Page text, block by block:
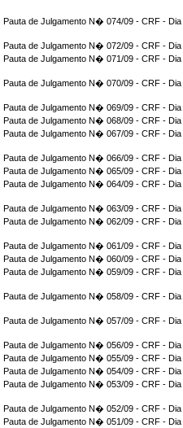
Pauta de Julgamento N� 074/09 - CRF - Dia
Pauta de Julgamento N� 072/09 - CRF - Dia
Pauta de Julgamento N� 071/09 - CRF - Dia
Pauta de Julgamento N� 070/09 - CRF - Dia
Pauta de Julgamento N� 069/09 - CRF - Dia
Pauta de Julgamento N� 068/09 - CRF - Dia
Pauta de Julgamento N� 067/09 - CRF - Dia
Pauta de Julgamento N� 066/09 - CRF - Dia
Pauta de Julgamento N� 065/09 - CRF - Dia
Pauta de Julgamento N� 064/09 - CRF - Dia
Pauta de Julgamento N� 063/09 - CRF - Dia
Pauta de Julgamento N� 062/09 - CRF - Dia
Pauta de Julgamento N� 061/09 - CRF - Dia
Pauta de Julgamento N� 060/09 - CRF - Dia
Pauta de Julgamento N� 059/09 - CRF - Dia
Pauta de Julgamento N� 058/09 - CRF - Dia
Pauta de Julgamento N� 057/09 - CRF - Dia
Pauta de Julgamento N� 056/09 - CRF - Dia
Pauta de Julgamento N� 055/09 - CRF - Dia
Pauta de Julgamento N� 054/09 - CRF - Dia
Pauta de Julgamento N� 053/09 - CRF - Dia
Pauta de Julgamento N� 052/09 - CRF - Dia
Pauta de Julgamento N� 051/09 - CRF - Dia